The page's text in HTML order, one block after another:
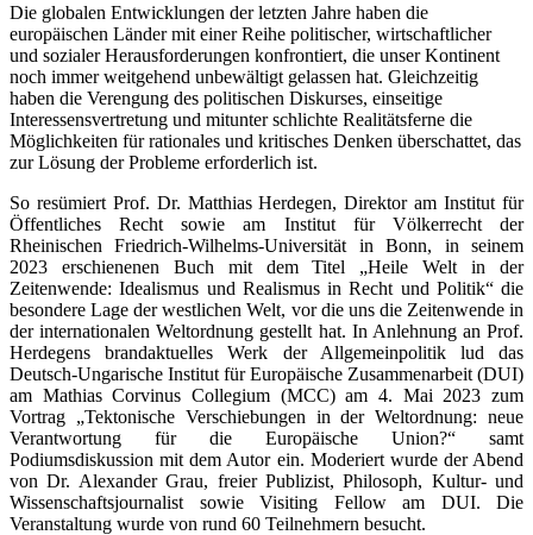
Die globalen Entwicklungen der letzten Jahre haben die
europäischen Länder mit einer Reihe politischer, wirtschaftlicher
und sozialer Herausforderungen konfrontiert, die unser Kontinent
noch immer weitgehend unbewältigt gelassen hat. Gleichzeitig
haben die Verengung des politischen Diskurses, einseitige
Interessensvertretung und mitunter schlichte Realitätsferne die
Möglichkeiten für rationales und kritisches Denken überschattet, das
zur Lösung der Probleme erforderlich ist.
So resümiert Prof. Dr. Matthias Herdegen, Direktor am Institut für
Öffentliches Recht sowie am Institut für Völkerrecht der
Rheinischen Friedrich-Wilhelms-Universität in Bonn, in seinem
2023 erschienenen Buch mit dem Titel „Heile Welt in der
Zeitenwende: Idealismus und Realismus in Recht und Politik“ die
besondere Lage der westlichen Welt, vor die uns die Zeitenwende in
der internationalen Weltordnung gestellt hat. In Anlehnung an Prof.
Herdegens brandaktuelles Werk der Allgemeinpolitik lud das
Deutsch-Ungarische Institut für Europäische Zusammenarbeit (DUI)
am Mathias Corvinus Collegium (MCC) am 4. Mai 2023 zum
Vortrag „Tektonische Verschiebungen in der Weltordnung: neue
Verantwortung für die Europäische Union?“ samt
Podiumsdiskussion mit dem Autor ein. Moderiert wurde der Abend
von Dr. Alexander Grau, freier Publizist, Philosoph, Kultur- und
Wissenschaftsjournalist sowie Visiting Fellow am DUI. Die
Veranstaltung wurde von rund 60 Teilnehmern besucht.